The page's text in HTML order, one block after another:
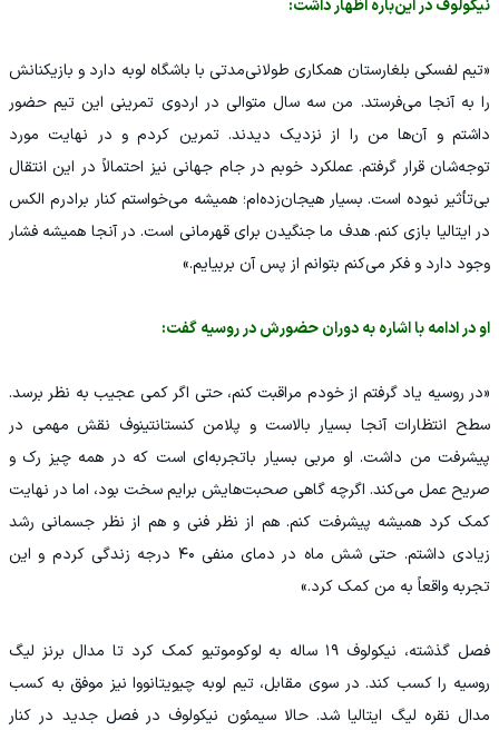
نیکولوف در این‌باره اظهار داشت:
«تیم لفسکی بلغارستان همکاری طولانی‌مدتی با باشگاه لوبه دارد و بازیکنانش
را به آنجا می‌فرستد. من سه سال متوالی در اردوی تمرینی این تیم حضور
داشتم و آن‌ها من را از نزدیک دیدند. تمرین کردم و در نهایت مورد
توجه‌شان قرار گرفتم. عملکرد خوبم در جام جهانی نیز احتمالاً در این انتقال
بی‌تأثیر نبوده است. بسیار هیجان‌زده‌ام؛ همیشه می‌خواستم کنار برادرم الکس
در ایتالیا بازی کنم. هدف ما جنگیدن برای قهرمانی است. در آنجا همیشه فشار
وجود دارد و فکر می‌کنم بتوانم از پس آن بربیایم.»
او در ادامه با اشاره به دوران حضورش در روسیه گفت:
«در روسیه یاد گرفتم از خودم مراقبت کنم، حتی اگر کمی عجیب به نظر برسد.
سطح انتظارات آنجا بسیار بالاست و پلامن کنستانتینوف نقش مهمی در
پیشرفت من داشت. او مربی بسیار باتجربه‌ای است که در همه چیز رک و
صریح عمل می‌کند. اگرچه گاهی صحبت‌هایش برایم سخت بود، اما در نهایت
کمک کرد همیشه پیشرفت کنم. هم از نظر فنی و هم از نظر جسمانی رشد
زیادی داشتم. حتی شش ماه در دمای منفی ۴۰ درجه زندگی کردم و این
تجربه واقعاً به من کمک کرد.»
فصل گذشته، نیکولوف ۱۹ ساله به لوکوموتیو کمک کرد تا مدال برنز لیگ
روسیه را کسب کند. در سوی مقابل، تیم لوبه چیویتانووا نیز موفق به کسب
مدال نقره لیگ ایتالیا شد. حالا سیمئون نیکولوف در فصل جدید در کنار